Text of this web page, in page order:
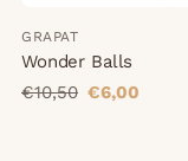
GRAPAT
Wonder Balls
€10,50 €6,00